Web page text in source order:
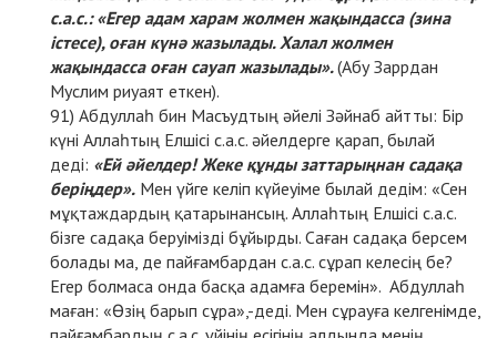
с.а.с.: «Егер адам харам жолмен жақындасса (зина
істесе), оған күнә жазылады. Халал жолмен
жақындасса оған сауап жазылады».(Абу Заррдан
Муслим риуаят еткен).
Абдуллаһ бин Масъудтың әйелі Зәйнаб айтты: Бір
күні Аллаһтың Елшісі с.а.с. әйелдерге қарап, былай
деді: «Ей әйелдер! Жеке құнды заттарыңнан садақа
беріңдер». Мен үйге келіп күйеуіме былай дедім: «Сен
мұқтаждардың қатарынансың. Аллаһтың Елшісі с.а.с.
бізге садақа беруімізді бұйырды. Саған садақа берсем
болады ма, де пайғамбардан с.а.с. сұрап келесің бе?
Егер болмаса онда басқа адамға беремін». Абдуллаһ
маған: «Өзің барып сұра»,-деді. Мен сұрауға келгенімде,